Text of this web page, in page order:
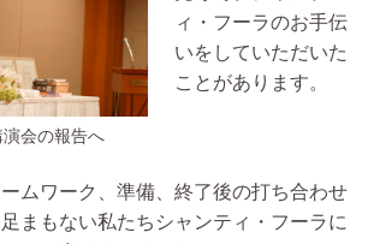
会の報告へ
ィ・フーラのお手伝
いをしていただいた
ことがあります。
ムワーク、準備、終了後の打ち合わせ
まもない私たちシャンティ・フーラに